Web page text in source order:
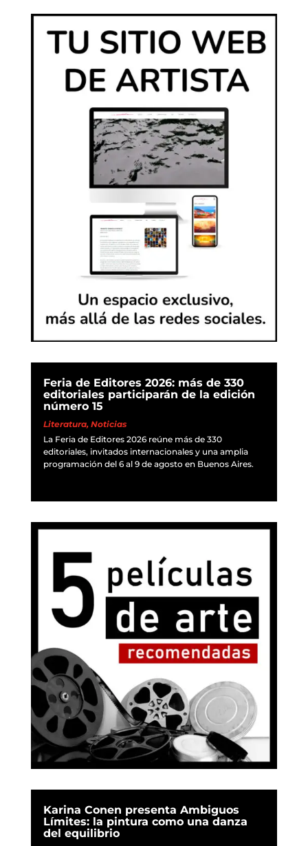
Feria de Editores 2026: más de 330
editoriales participarán de la edición
número 15
Literatura, Noticias
La Feria de Editores 2026 reúne más de 330
editoriales, invitados internacionales y una amplia
programación del 6 al 9 de agosto en Buenos Aires.
Karina Conen presenta Ambiguos
Límites: la pintura como una danza
del equilibrio